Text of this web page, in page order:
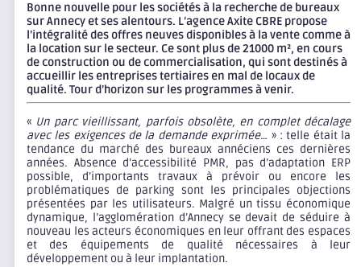
Bonne nouvelle pour les sociétés à la recherche de bureaux
sur Annecy et ses alentours. L’agence Axite CBRE propose
l’intégralité des offres neuves disponibles à la vente comme à
la location sur le secteur. Ce sont plus de 21000 m², en cours
de construction ou de commercialisation, qui sont destinés à
accueillir les entreprises tertiaires en mal de locaux de
qualité. Tour d’horizon sur les programmes à venir.
« Un parc vieillissant, parfois obsolète, en complet décalage
avec les exigences de la demande exprimée… » : telle était la
tendance du marché des bureaux annéciens ces dernières
années. Absence d’accessibilité PMR, pas d’adaptation ERP
possible, d’importants travaux à prévoir ou encore les
problématiques de parking sont les principales objections
présentées par les utilisateurs. Malgré un tissu économique
dynamique, l’agglomération d’Annecy se devait de séduire à
nouveau les acteurs économiques en leur offrant des espaces
et des équipements de qualité nécessaires à leur
développement ou à leur implantation.